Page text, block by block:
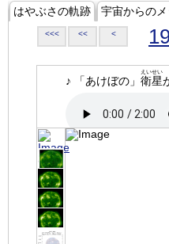
はやぶさの軌跡 宇宙からの
<<< << <
♪ 「あけぼの」 衛星
えいせい